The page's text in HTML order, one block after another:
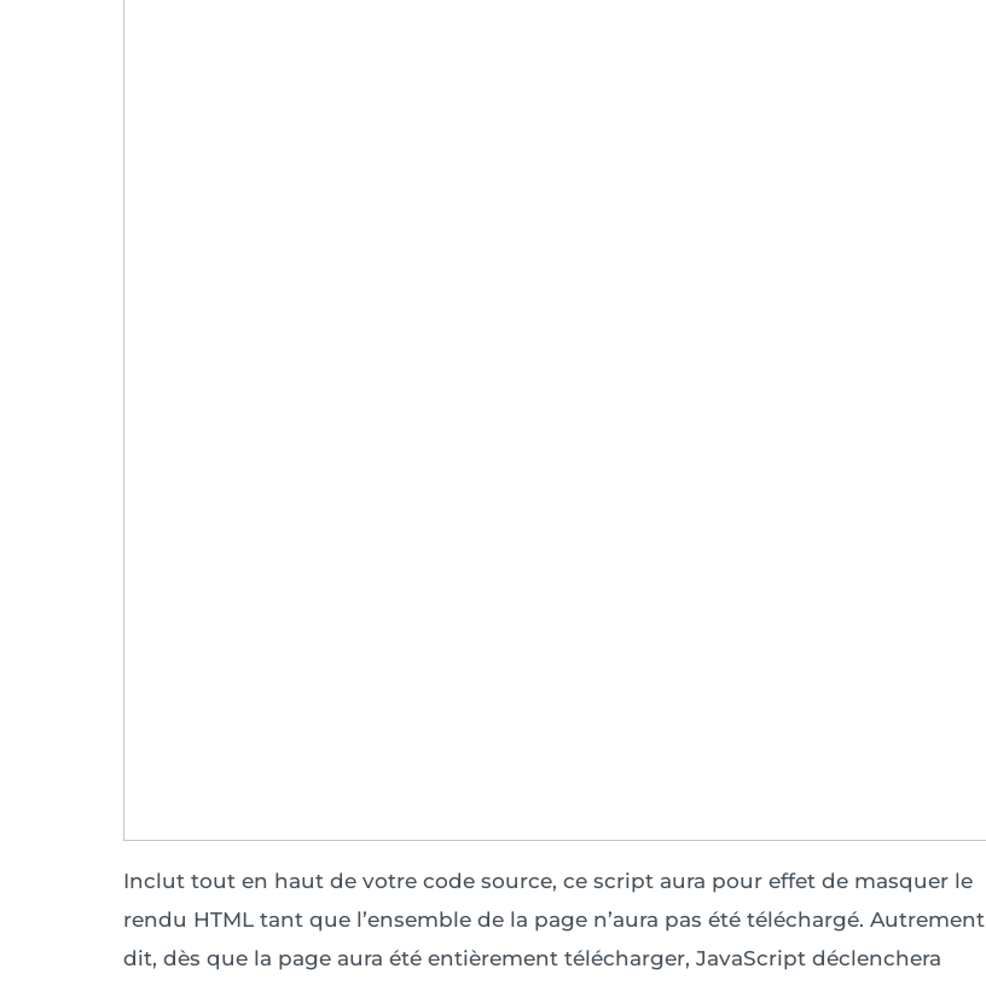
Inclut tout en haut de votre code source, ce script aura pour effet de masquer le
rendu HTML tant que l’ensemble de la page n’aura pas été téléchargé. Autrement
dit, dès que la page aura été entièrement télécharger, JavaScript déclenchera